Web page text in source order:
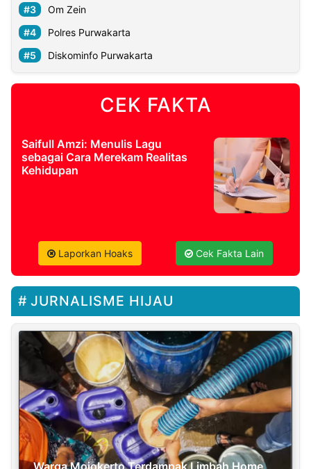
Om Zein
Polres Purwakarta
Diskominfo Purwakarta
CEK FAKTA
Saifull Amzi: Menulis Lagu
sebagai Cara Merekam Realitas
Kehidupan
Laporkan Hoaks Cek Fakta Lain
JURNALISME HIJAU
Warga Mojokerto Terdampak Limbah Home